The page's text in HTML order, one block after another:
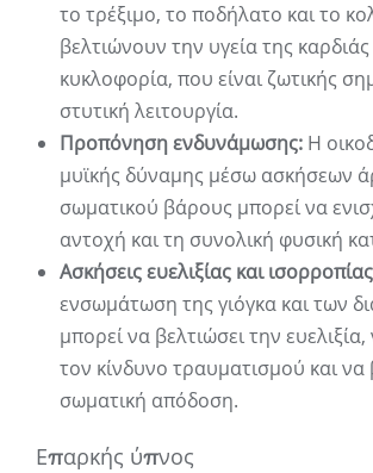
το τρέξιμο, το ποδήλατο και το
βελτιώνουν την υγεία της καρδιάς
κυκλοφορία, που είναι ζωτικής
στυτική λειτουργία.
Προπόνηση ενδυνάμωσης: Η
μυϊκής δύναμης μέσω ασκήσεων
σωματικού βάρους μπορεί να
αντοχή και τη συνολική φυσική
Ασκήσεις ευελιξίας και
ενσωμάτωση της γιόγκα και των
μπορεί να βελτιώσει την
τον κίνδυνο τραυματισμού και να
σωματική απόδοση.
Επαρκής ύπνος